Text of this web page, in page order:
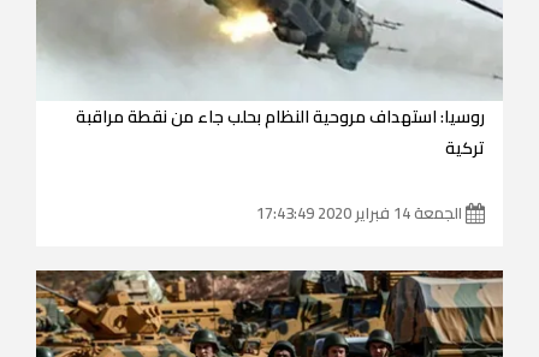
روسيا: استهداف مروحية النظام بحلب جاء من نقطة مراقبة
تركية
الجمعة 14 فبراير 2020 17:43:49